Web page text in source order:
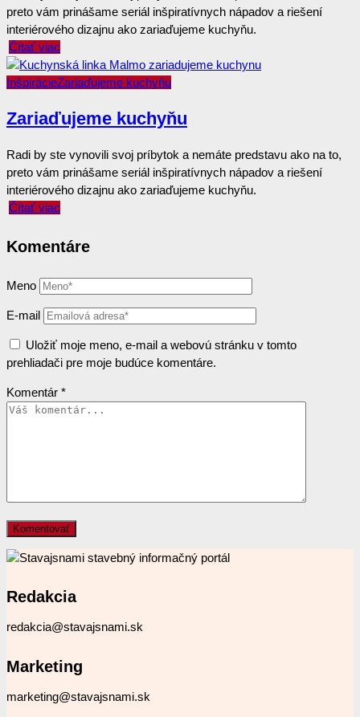
preto vám prinášame seriál inšpiratívnych nápadov a riešení
interiérového dizajnu ako zariaďujeme kuchyňu.
Čítať viac
InšpirácieZariaďujeme kuchyňu
Zariaďujeme kuchyňu
Radi by ste vynovili svoj príbytok a nemáte predstavu ako na to,
preto vám prinášame seriál inšpiratívnych nápadov a riešení
interiérového dizajnu ako zariaďujeme kuchyňu.
Čítať viac
Komentáre
Meno
E-mail
Uložiť moje meno, e-mail a webovú stránku v tomto
prehliadači pre moje budúce komentáre.
Komentár *
Redakcia
redakcia@stavajsnami.sk
Marketing
marketing@stavajsnami.sk